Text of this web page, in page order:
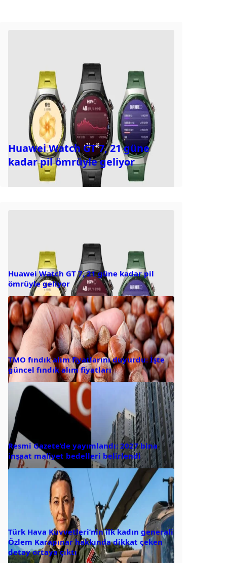
Huawei Watch GT 7, 21 güne
kadar pil ömrüyle geliyor
Huawei Watch GT 7, 21 güne kadar pil
ömrüyle geliyor
TMO fındık alım fiyatlarını duyurdu: İşte
güncel fındık alım fiyatları
Resmi Gazete’de yayımlandı: 2027 bina
inşaat maliyet bedelleri belirlendi
Türk Hava Kuvvetleri’nin ilk kadın generali
Özlem Karapınar hakkında dikkat çeken
detay ortaya çıktı